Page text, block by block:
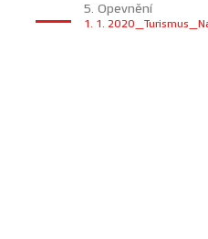
5. Opevnění
1. 1.